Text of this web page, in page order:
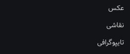
عکس
نقاشی
تایپوگرافی